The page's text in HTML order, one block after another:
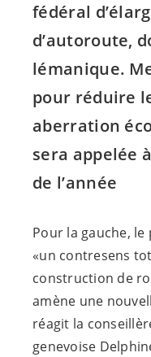
fédéral
d’autoroute,
lémanique.
pour réduire
aberration
sera appelée
de l’année
Pour la gauche,
«un contresens
construction de
amène une
réagit la
genevoise